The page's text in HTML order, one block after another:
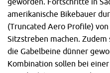
amerikanische Bikebauer
(Truncated Aero Profile)
Sitzstreben machen. Zudem
die Gabelbeine dünner
Kombination sollen bei